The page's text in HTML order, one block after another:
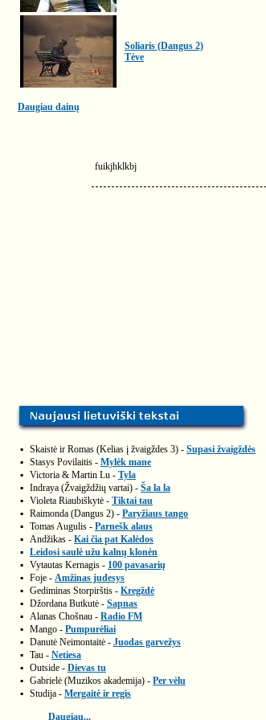
Soliaris (Dangus 2)
Tėve
Daugiau dainų
fuikjhklkbj
▪ Skaistė ir Romas (Kelias į žvaigždes 3) - Supasi žvaigždės
▪ Stasys Povilaitis - Mylėk mane
▪ Victoria & Martin Lu - Tyla
▪ Indraya (Žvaigždžių vartai) - Ša la la
▪ Violeta Riaubiškytė - Tiktai tau
▪ Raimonda (Dangus 2) - Paryžiaus tango
▪ Tomas Augulis - Parnešk alaus
▪ Andžikas - Kai čia pat Kalėdos
▪ Leidosi saulė užu kalnų klonėn
▪ Vytautas Kernagis - 100 pavasarių
▪ Foje - Amžinas judesys
▪ Gediminas Storpirštis - Kregždė
▪ Džordana Butkutė - Sapnas
▪ Alanas Chošnau - Radio FM
▪ Mango - Pumpurėliai
▪ Danutė Neimontaitė - Juodas garvežys
▪ Tau - Netiesa
▪ Outside - Dievas tu
▪ Gabrielė (Muzikos akademija) - Per vėlu
▪ Studija - Mergaitė ir regis
Daugiau...